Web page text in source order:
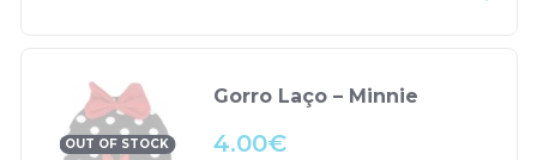
OUT OF STOCK
Gorro Laço – Minnie
4.00€